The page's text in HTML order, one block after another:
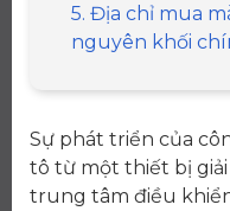
5. Địa chỉ mua
nguyên khối
Sự phát triển của
tô từ một thiết bị
trung tâm điều